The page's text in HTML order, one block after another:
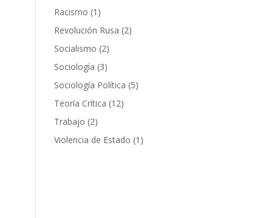
Racismo 1 1
producto
Revolución Rusa 22
Socialismo 22
productos
Sociología 33
productos
Sociología Política 55
Teoría Crítica 1212
Trabajo 22
productos
Violencia de Estado 1 1